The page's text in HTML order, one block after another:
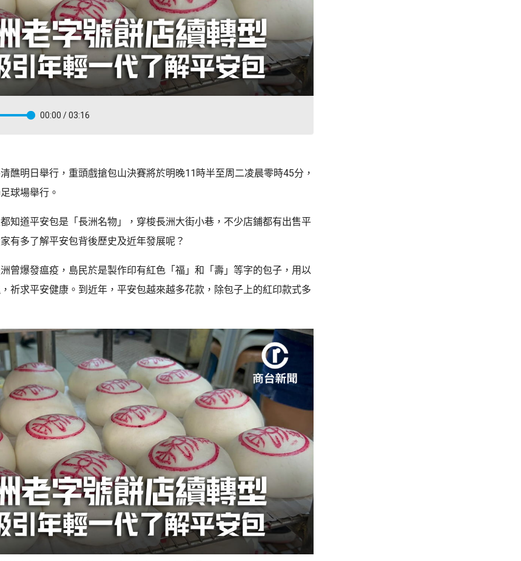
00:00 / 03:16
醮明日舉行，重頭戲搶包山決賽將於明晚11時半至周二凌晨零時45分，
球場舉行。
知道平安包是「長洲名物」，穿梭長洲大街小巷，不少店鋪都有出售平
有多了解平安包背後歷史及近年發展呢？
曾爆發瘟疫，島民於是製作印有紅色「福」和「壽」等字的包子，用以
祈求平安健康。到近年，平安包越來越多花款，除包子上的紅印款式多